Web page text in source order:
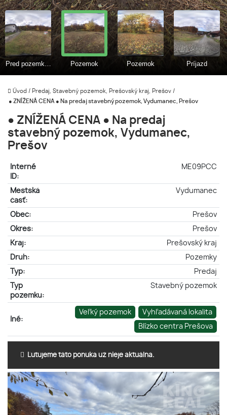
Úvod / Predaj, Stavebný pozemok, Prešovský kraj, Prešov /
● ZNÍŽENÁ CENA ● Na predaj stavebný pozemok, Vydumanec, Prešov
● ZNÍŽENÁ CENA ● Na predaj
stavebný pozemok, Vydumanec,
Prešov
Interné
ID:
ME09PCC
Mestská
časť:
Vydumanec
Obec:
Prešov
Okres:
Prešov
Kraj:
Prešovský kraj
Druh:
Pozemky
Typ:
Predaj
Typ
pozemku:
Stavebný pozemok
Iné:
Veľký pozemok
Vyhľadávaná lokalita
Blízko centra Prešova
Ľutujeme táto ponuka už nieje aktuálna.